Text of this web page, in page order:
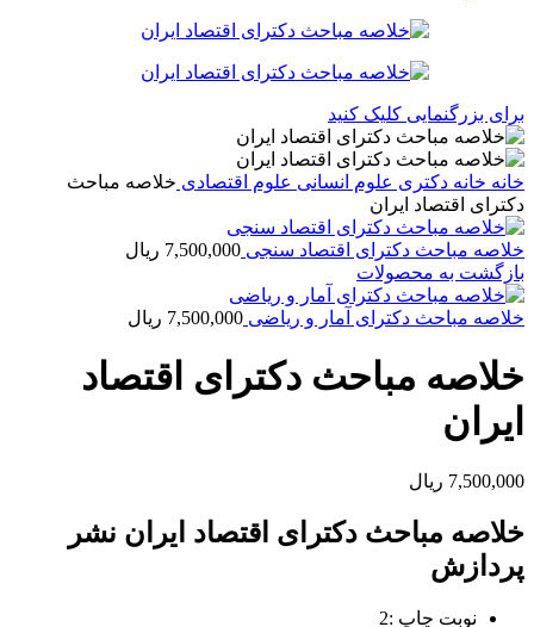
برای بزرگنمایی کلیک کنید
خانه خانه دکتری علوم انسانی علوم اقتصادی خلاصه مباحث
دکترای اقتصاد ایران
خلاصه مباحث دکترای اقتصاد سنجی 7,500,000 ریال
بازگشت به محصولات
خلاصه مباحث دکترای آمار و ریاضی 7,500,000 ریال
خلاصه مباحث دکترای اقتصاد
ایران
7,500,000 ریال
خلاصه مباحث دکترای اقتصاد ایران نشر
پردازش
نوبت چاپ :2